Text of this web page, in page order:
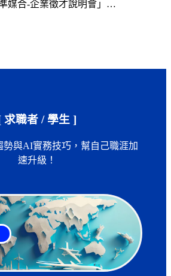
準媒合-企業徵才說明會」…
求職者 / 學生 ]
勢與AI實務技巧，幫自己職涯加
速升級！